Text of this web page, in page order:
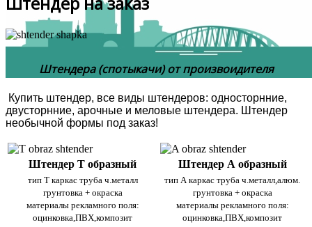
Штендера (спотыкачи) от произвоидителя
Купить штендер, все виды штендеров: односторнние,
двусторнние, арочные и меловые штендера. Штендер
необычной формы под заказ!
Штендер Т образный Штендер А образный
тип Т каркас труба ч.металл
грунтовка + окраска
материалы рекламного поля:
оцинковка,ПВХ,композит
тип А каркас труба ч.металл,алюм.
грунтовка + окраска
материалы рекламного поля:
оцинковка,ПВХ,композит